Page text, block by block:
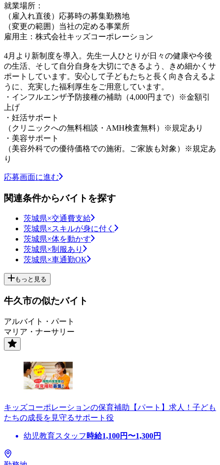
就業場所：
（雇入れ直後）応募時の募集勤務地
（変更の範囲）当社の定める事業所
雇用主：株式会社キッズコーポレーション
4月より新制度を導入。先生一人ひとりが日々の健康や今後
の生活、そして自分自身を大切にできるよう、きめ細かくサ
ポートしています。安心して子どもたちと長く向き合えるよ
うに、充実した福利厚生をご用意しています。
・インフルエンザ予防接種の補助（4,000円まで）※金額引
上げ
・妊活サポート
（クリニックへの無料相談・AMH検査無料）※規定あり
・美容サポート
（美容外科での優待価格での施術。ご家族も対象）※規定あ
り
応募画面に進む
関連条件からバイトを探す
茨城県×交通費支給
茨城県×スキルが身に付く
茨城県×体を動かす
茨城県×制服あり
茨城県×車通勤OK
もっと見る
牛久市の似たバイト
アルバイト・パート
マリア・ナーサリー
キッズコーポレーションの保育補助【パート】求人！子ども
たちの成長を見守るサポート役
幼児教育スタッフ 時給1,100円〜1,300円